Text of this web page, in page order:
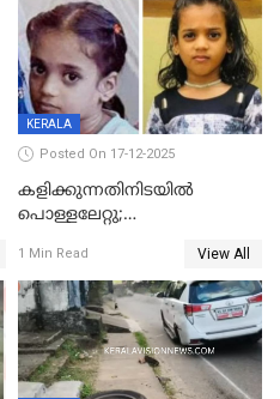
KERALA
Posted On 17-12-2025
കളിക്കുന്നതിനിടയിൽ
പൊള്ളലേറ്റു;
ക്ലാസ് വിദ്യാർത്ഥിനി മരിച്ചു
1 Min Read View All